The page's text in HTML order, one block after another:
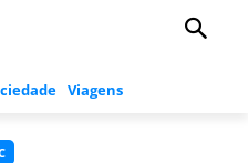
Viagens